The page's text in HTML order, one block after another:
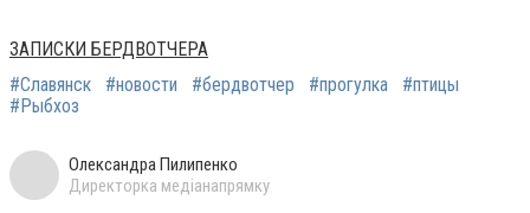
ЗАПИСКИ БЕРДВОТЧЕРА
#Славянск
#новости #бердвотчер #прогулка
#птицы
#Рыбхоз
Олександра Пилипенко
Директорка медіанапрямку